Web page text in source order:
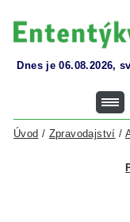
Dnes je 06.08.2026,
Úvod / Zpravodajství /